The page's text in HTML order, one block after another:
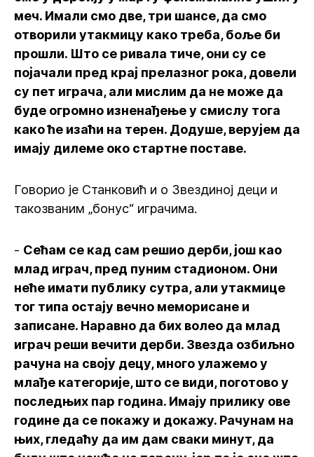
меч. Имали смо две, три шансе, да смо
отворили утакмицу како треба, боље би
прошли. Што се ривала тиче, они су се
појачали пред крај прелазног рока, довели
су пет играча, али мислим да не може да
буде огромно изненађење у смислу тога
како ће изаћи на терен. Додуше, верујем да
имају дилеме око стартне поставе.
Говорио је Станковић и о Звездиној деци и
такозваним „бонус“ играчима.
- Сећам се кад сам решио дерби, још као
млад играч, пред пуним стадионом. Они
неће имати публику сутра, али утакмице
тог типа остају вечно меморисане и
записане. Наравно да бих волео да млад
играч реши вечити дерби. Звезда озбиљно
рачуна на своју децу, много улажемо у
млађе категорије, што се види, поготово у
последњих пар година. Имају прилику ове
године да се покажу и докажу. Рачунам на
њих, гледаћу да им дам сваки минут, да